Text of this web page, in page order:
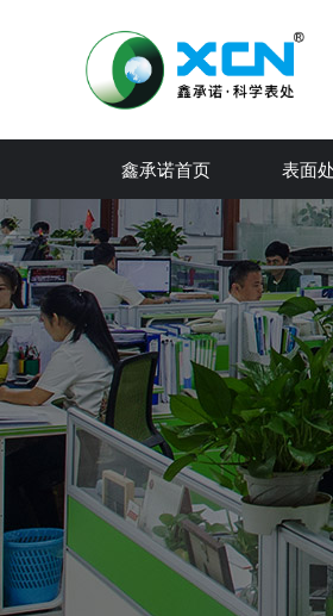
鑫承诺首页 表面